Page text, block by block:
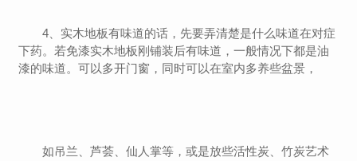
4、实木地板有味道的话，先要弄清楚是什么味道在对症
下药。若免漆实木地板刚铺装后有味道，一般情况下都是油
漆的味道。可以多开门窗，同时可以在室内多养些盆景，
如吊兰、芦荟、仙人掌等，或是放些活性炭、竹炭艺术